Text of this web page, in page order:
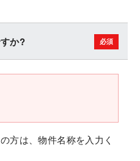
か?
方は、物件名称を入力く